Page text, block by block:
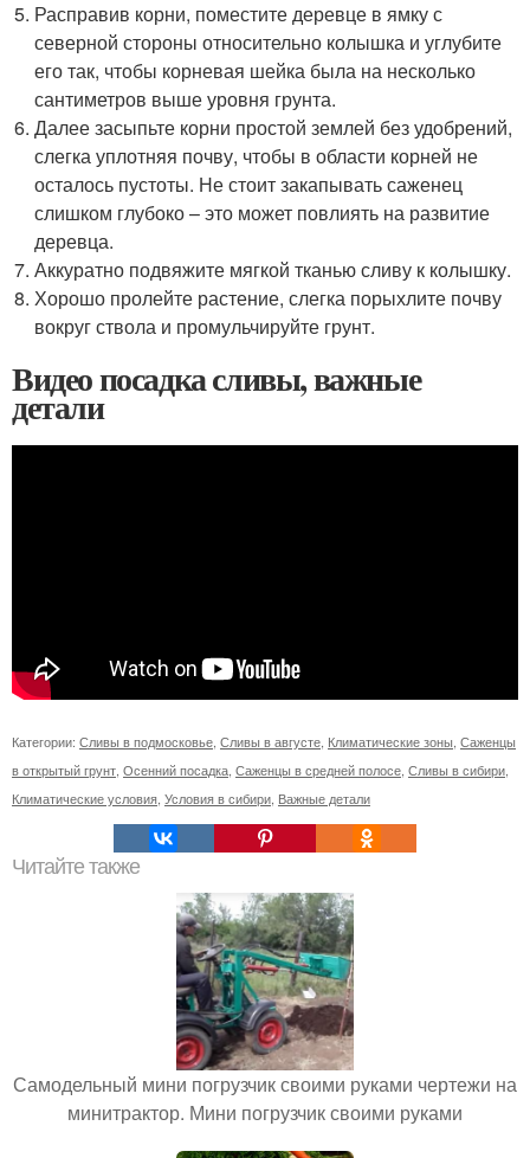
Расправив корни, поместите деревце в ямку с
северной стороны относительно колышка и углубите
его так, чтобы корневая шейка была на несколько
сантиметров выше уровня грунта.
Далее засыпьте корни простой землей без удобрений,
слегка уплотняя почву, чтобы в области корней не
осталось пустоты. Не стоит закапывать саженец
слишком глубоко – это может повлиять на развитие
деревца.
Аккуратно подвяжите мягкой тканью сливу к колышку.
Хорошо пролейте растение, слегка порыхлите почву
вокруг ствола и промульчируйте грунт.
Видео посадка сливы, важные
детали
Категории: Сливы в подмосковье Сливы в августе Климатические зоны Саженцы
в открытый грунт Осенний посадка Саженцы в средней полосе Сливы в сибири
Климатические условия Условия в сибири Важные детали
Читайте также
Самодельный мини погрузчик своими руками чертежи на
минитрактор. Мини погрузчик своими руками